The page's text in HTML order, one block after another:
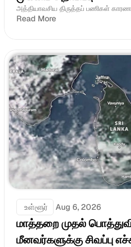
அத்தியாவசிய திருத்தப் பணிகள்
Read More
உள்ளூர் Aug 6, 2026
மாத்தறை முதல்
மீனவர்களுக்கு சிவப்பு